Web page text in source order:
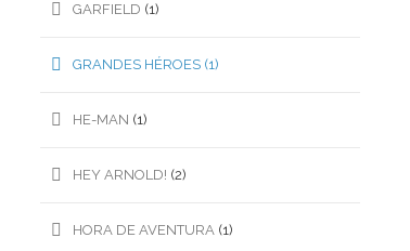
GARFIELD (1)
GRANDES HÉROES (1)
HE-MAN (1)
HEY ARNOLD! (2)
HORA DE AVENTURA (1)